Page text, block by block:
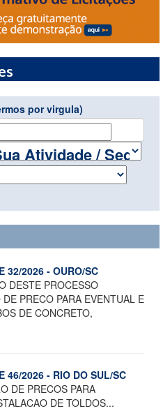
por virgula)
32/2026 - OURO/SC
DESTE PROCESSO
PRECO PARA EVENTUAL E
DE CONCRETO,
46/2026 - RIO DO SUL/SC
DE PRECOS PARA
DE TOLDOS...